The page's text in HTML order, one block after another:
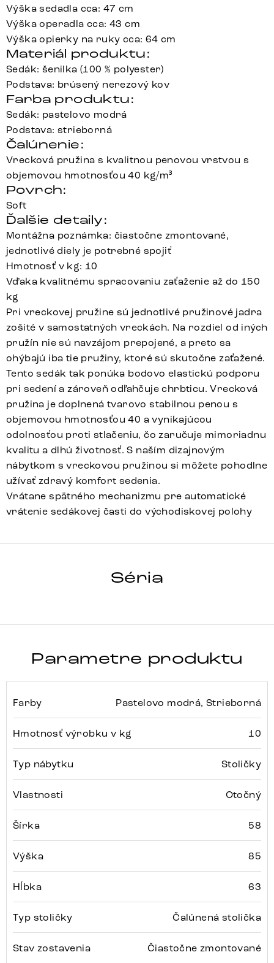
Výška sedadla cca: 47 cm
Výška operadla cca: 43 cm
Výška opierky na ruky cca: 64 cm
Materiál produktu:
Sedák: šenilka (100 % polyester)
Podstava: brúsený nerezový kov
Farba produktu:
Sedák: pastelovo modrá
Podstava: strieborná
Čalúnenie:
Vrecková pružina s kvalitnou penovou vrstvou s
objemovou hmotnosťou 40 kg/m³
Povrch:
Soft
Ďalšie detaily:
Montážna poznámka: čiastočne zmontované,
jednotlivé diely je potrebné spojiť
Hmotnosť v kg: 10
Vďaka kvalitnému spracovaniu zaťaženie až do 150
kg
Pri vreckovej pružine sú jednotlivé pružinové jadra
zošité v samostatných vreckách. Na rozdiel od iných
pružín nie sú navzájom prepojené, a preto sa
ohýbajú iba tie pružiny, ktoré sú skutočne zaťažené.
Tento sedák tak ponúka bodovo elastickú podporu
pri sedení a zároveň odľahčuje chrbticu. Vrecková
pružina je doplnená tvarovo stabilnou penou s
objemovou hmotnosťou 40 a vynikajúcou
odolnosťou proti stlačeniu, čo zaručuje mimoriadnu
kvalitu a dlhú životnosť. S naším dizajnovým
nábytkom s vreckovou pružinou si môžete pohodlne
užívať zdravý komfort sedenia.
Vrátane spätného mechanizmu pre automatické
vrátenie sedákovej časti do východiskovej polohy
Séria
PEJO-FLEX
Parametre produktu
Farby Pastelovo modrá, Strieborná
Hmotnosť výrobku v kg 10
Typ nábytku Stoličky
Vlastnosti Otočný
Šírka 58
Výška 85
Hĺbka 63
Typ stoličky Čalúnená stolička
Stav zostavenia Čiastočne zmontované